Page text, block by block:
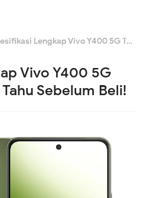
Lengkap Vivo Y400 5G Terungkap, Wajib Tahu Sebelum Beli!
Vivo Y400 5G
Sebelum Beli!